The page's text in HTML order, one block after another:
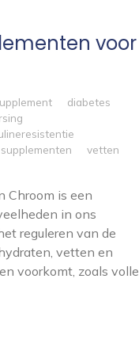
voor
diabetes
supplementen
vetten
Chroom is een
in ons
reguleren van de
vetten en
voorkomt, zoals volle